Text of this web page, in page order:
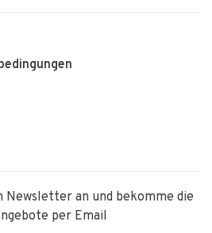
Newsletter an und bekomme die
per Email